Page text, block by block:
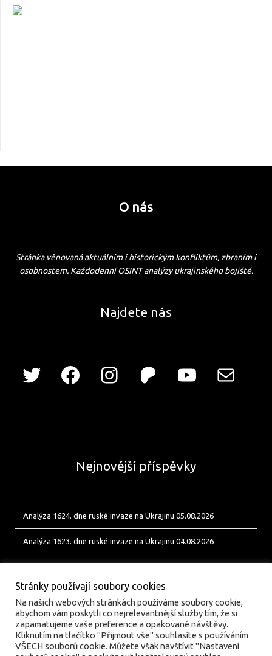
O nás
Stránka věnovaná aktuálním i historickým konfliktům, zbraním i
osobnostem. Každodenní OSINT analýzy ukrajinského bojiště.
Najdete nás
Nejnovější příspěvky
Analýza 1624. dne ruské invaze na Ukrajinu 05.08.2026
Analýza 1623. dne ruské invaze na Ukrajinu 04.08.2026
Stránky používají soubory cookies
Na našich webových stránkách používáme soubory cookie,
abychom vám poskytli co nejrelevantnější služby tím, že si
zapamatujeme vaše preference a opakované návštěvy.
Kliknutím na tlačítko "Přijmout vše" souhlasíte s používáním
VŠECH souborů cookie. Můžete však navštívit "Nastavení